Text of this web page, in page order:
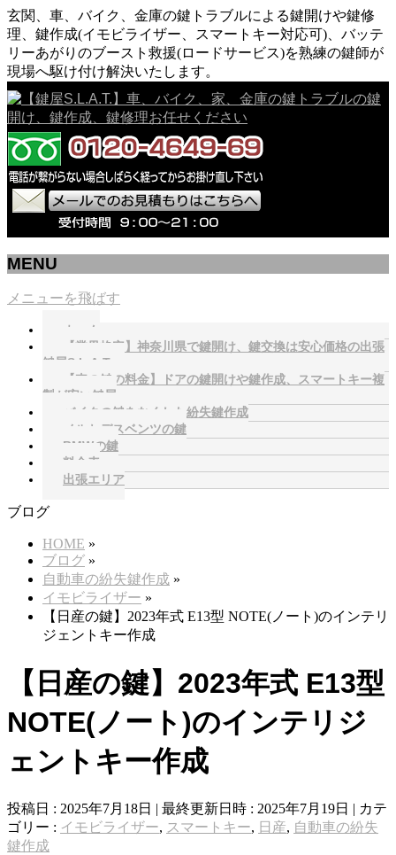
玄関、車、バイク、金庫の鍵トラブルによる鍵開けや鍵修
理、鍵作成(イモビライザー、スマートキー対応可)、バッテ
リーあがりのブースト救援(ロードサービス)を熟練の鍵師が
現場へ駆け付け解決いたします。
MENU
メニューを飛ばす
ホーム
【業界格安】神奈川県で鍵開け、鍵交換は安心価格の出張
鍵屋S.L.A.T.へ
【車の鍵の料金】ドアの鍵開けや鍵作成、スマートキー複
製が安い鍵屋
バイクの鍵をなくした紛失鍵作成
メルセデスベンツの鍵
BMWの鍵
料金表
出張エリア
ブログ
HOME »
ブログ »
自動車の紛失鍵作成 »
イモビライザー »
【日産の鍵】2023年式 E13型 NOTE(ノート)のインテリ
ジェントキー作成
【日産の鍵】2023年式 E13型
NOTE(ノート)のインテリジ
ェントキー作成
投稿日 : 2025年7月18日 最終更新日時 : 2025年7月19日
カテ
ゴリー : イモビライザー, スマートキー, 日産, 自動車の紛失
鍵作成